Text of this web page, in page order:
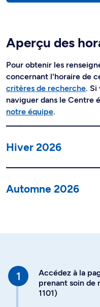
Aperçu des
Pour obtenir les
concernant l'horaire de
critères de recherche. Si
naviguer dans le Centre
notre équipe.
Hiver 2026
Automne 2026
Accédez à la
prenant soin de
1101)